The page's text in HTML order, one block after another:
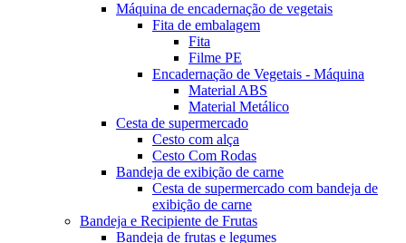
Máquina de encadernação de vegetais
Fita de embalagem
Fita
Filme PE
Encadernação de Vegetais - Máquina
Material ABS
Material Metálico
Cesta de supermercado
Cesto com alça
Cesto Com Rodas
Bandeja de exibição de carne
Cesta de supermercado com bandeja de
exibição de carne
Bandeja e Recipiente de Frutas
Bandeja de frutas e legumes